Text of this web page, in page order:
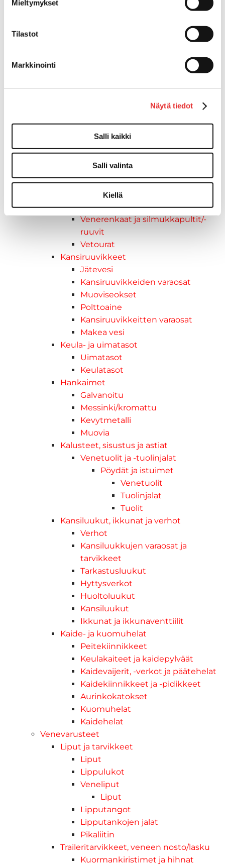
Mieltymykset
Tilastot
Markkinointi
Näytä tiedot
Salli kaikki
Salli valinta
Kiellä
Kuljetusramppien tarvikkeet
Venetuolit ja -tuolinjalat
Tuolinjalat
Venetuolit
Veneen kiinnitys
Pollarit
Knaapit
Trailerikoukut
Venerenkaat ja silmukkapultit/-
ruuvit
Vetourat
Kansiruuvikkeet
Jätevesi
Kansiruuvikkeiden varaosat
Muoviseokset
Polttoaine
Kansiruuvikkeitten varaosat
Makea vesi
Keula- ja uimatasot
Uimatasot
Keulatasot
Hankaimet
Galvanoitu
Messinki/kromattu
Kevytmetalli
Muovia
Kalusteet, sisustus ja astiat
Venetuolit ja -tuolinjalat
Pöydät ja istuimet
Venetuolit
Tuolinjalat
Tuolit
Kansiluukut, ikkunat ja verhot
Verhot
Kansiluukkujen varaosat ja
tarvikkeet
Tarkastusluukut
Hyttysverkot
Huoltoluukut
Kansiluukut
Ikkunat ja ikkunaventtiilit
Kaide- ja kuomuhelat
Peitekiinnikkeet
Keulakaiteet ja kaidepylväät
Kaidevaijerit, -verkot ja päätehelat
Kaidekiinnikkeet ja -pidikkeet
Aurinkokatokset
Kuomuhelat
Kaidehelat
Venevarusteet
Liput ja tarvikkeet
Liput
Lippulukot
Veneliput
Liput
Lipputangot
Lipputankojen jalat
Pikaliitin
Traileritarvikkeet, veneen nosto/lasku
Kuormankiristimet ja hihnat